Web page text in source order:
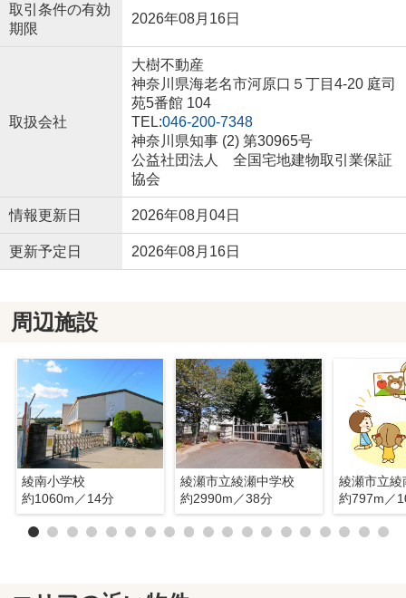
取引条件の有効
期限
2026年08月16日
取扱会社
大樹不動産
神奈川県海老名市河原口５丁目4-20 庭司
苑5番館 104
TEL:046-200-7348
神奈川県知事 (2) 第30965号
公益社団法人 全国宅地建物取引業保証
協会
情報更新日 2026年08月04日
更新予定日 2026年08月16日
周辺施設
綾南小学校
約1060m／14分
綾瀬市立綾瀬中学校
約2990m／38分
綾瀬市立綾
約797m／